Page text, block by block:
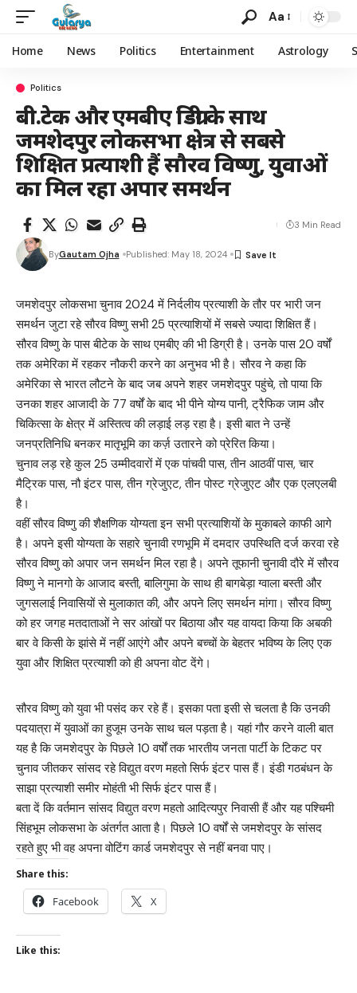
Aa
Home News Politics Entertainment Astrology
Politics
बी.टेक और एमबीए डिग्री के साथ
जमशेदपुर लोकसभा क्षेत्र से सबसे
शिक्षित प्रत्याशी हैं सौरव विष्णु, युवाओं
का मिल रहा अपार समर्थन
ByGautam Ojha Published: May 18, 2024
3 Min Read
जमशेदपुर लोकसभा चुनाव 2024 में निर्दलीय प्रत्याशी के तौर पर भारी जन
समर्थन जुटा रहे सौरव विष्णु सभी 25 प्रत्याशियों में सबसे ज्यादा शिक्षित हैं।
सौरव विष्णु के पास बीटेक के साथ एमबीए की भी डिग्री है। उनके पास 20 वर्षों
तक अमेरिका में रहकर नौकरी करने का अनुभव भी है। सौरव ने कहा कि
अमेरिका से भारत लौटने के बाद जब अपने शहर जमशेदपुर पहुंचे, तो पाया कि
उनका शहर आजादी के 77 वर्षों के बाद भी पीने योग्य पानी, ट्रैफिक जाम और
चिकित्सा के क्षेत्र में अस्तित्व की लड़ाई लड़ रहा है। इसी बात ने उन्हें
जनप्रतिनिधि बनकर मातृभूमि का कर्ज़ उतारने को प्रेरित किया।
चुनाव लड़ रहे कुल 25 उम्मीदवारों में एक पांचवी पास, तीन आठवीं पास, चार
मैट्रिक पास, नौ इंटर पास, तीन ग्रेजुएट, तीन पोस्ट ग्रेजुएट और एक एलएलबी
है।
वहीं सौरव विष्णु की शैक्षणिक योग्यता इन सभी प्रत्याशियों के मुकाबले काफी आगे
है। अपने इसी योग्यता के सहारे चुनावी रणभूमि में दमदार उपस्थिति दर्ज करवा रहे
सौरव विष्णु को अपार जन समर्थन मिल रहा है। अपने तूफानी चुनावी दौरे में सौरव
विष्णु ने मानगो के आजाद बस्ती, बालिगुमा के साथ ही बागबेड़ा ग्वाला बस्ती और
जुगसलाई निवासियों से मुलाकात की, और अपने लिए समर्थन मांगा। सौरव विष्णु
को हर जगह मतदाताओं ने सर आंखों पर बिठाया और यह वायदा किया कि अबकी
बार वे किसी के झांसे में नहीं आएंगे और अपने बच्चों के बेहतर भविष्य के लिए एक
युवा और शिक्षित प्रत्याशी को ही अपना वोट देंगे।
सौरव विष्णु को युवा भी पसंद कर रहे हैं। इसका पता इसी से चलता है कि उनकी
पदयात्रा में युवाओं का हुजूम उनके साथ चल पड़ता है। यहां गौर करने वाली बात
यह है कि जमशेदपुर के पिछले 10 वर्षों तक भारतीय जनता पार्टी के टिकट पर
चुनाव जीतकर सांसद रहे विद्युत वरण महतो सिर्फ इंटर पास हैं। इंडी गठबंधन के
साझा प्रत्याशी समीर मोहंती भी सिर्फ इंटर पास हैं।
बता दें कि वर्तमान सांसद विद्युत वरण महतो आदित्यपुर निवासी हैं और यह पश्चिमी
सिंहभूम लोकसभा के अंतर्गत आता है। पिछले 10 वर्षों से जमशेदपुर के सांसद
रहते हुए भी वह अपना वोटिंग कार्ड जमशेदपुर से नहीं बनवा पाए।
Share this:
Facebook X
Like this: